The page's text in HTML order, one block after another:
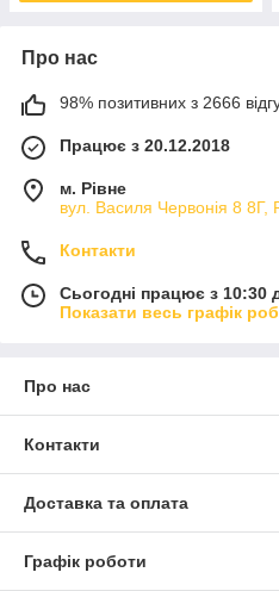
Про нас
98% позитивних з 2666
Працює з 20.12.2018
м. Рівне
вул. Василя Червонія 8 8Г,
Контакти
Сьогодні працює з 10:30
Показати весь графік
Про нас
Контакти
Доставка та оплата
Графік роботи